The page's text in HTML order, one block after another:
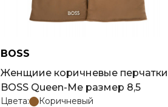
BOSS
Женщиие коричневые перчатки
BOSS Queen-Me размер 8,5
Цвета: Коричневый